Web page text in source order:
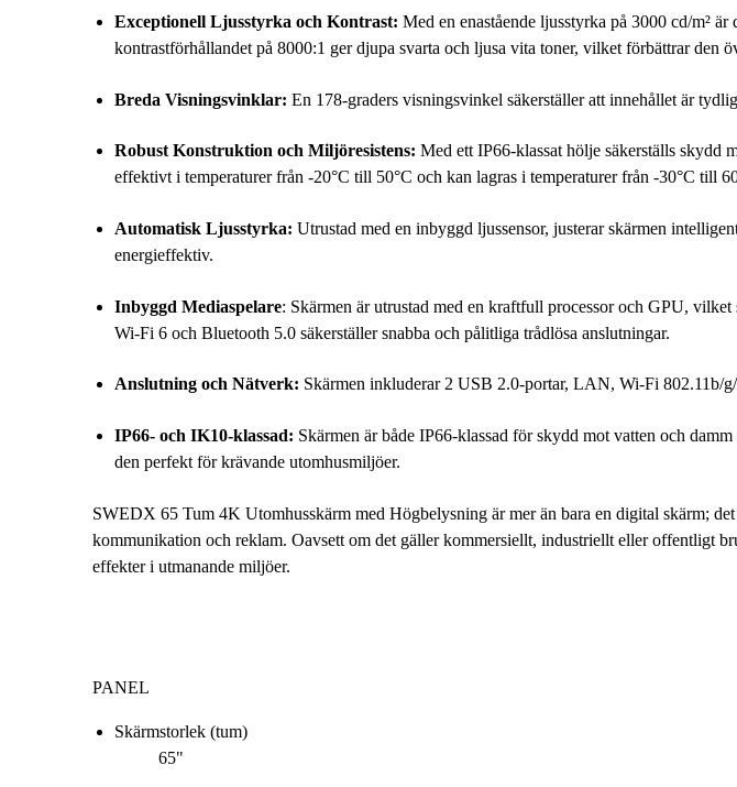
Exceptionell Ljusstyrka och Kontrast: Med en enastående ljusstyrka på 3000 cd/m²
kontrastförhållandet på 8000:1 ger djupa svarta och ljusa vita toner, vilket förbättrar den
Breda Visningsvinklar: En 178-graders visningsvinkel säkerställer att innehållet är
Robust Konstruktion och Miljöresistens: Med ett IP66-klassat hölje säkerställs skydd
effektivt i temperaturer från -20°C till 50°C och kan lagras i temperaturer från -30°C till
Automatisk Ljusstyrka: Utrustad med en inbyggd ljussensor, justerar skärmen
energieffektiv.
Inbyggd Mediaspelare: Skärmen är utrustad med en kraftfull processor och GPU,
Wi-Fi 6 och Bluetooth 5.0 säkerställer snabba och pålitliga trådlösa anslutningar.
Anslutning och Nätverk: Skärmen inkluderar 2 USB 2.0-portar, LAN, Wi-Fi 802.11b/
IP66- och IK10-klassad: Skärmen är både IP66-klassad för skydd mot vatten och
den perfekt för krävande utomhusmiljöer.
SWEDX 65 Tum 4K Utomhusskärm med Högbelysning är mer än bara en digital skärm;
kommunikation och reklam. Oavsett om det gäller kommersiellt, industriellt eller offentligt
effekter i utmanande miljöer.
PANEL
Skärmstorlek (tum)
65"